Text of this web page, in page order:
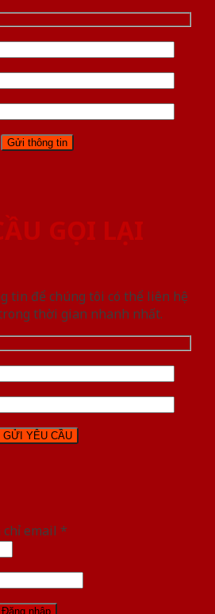
GỌI LẠI
tin để chúng tôi có thể liên hệ
thời gian nhanh nhất.
email *
Đăng nhập